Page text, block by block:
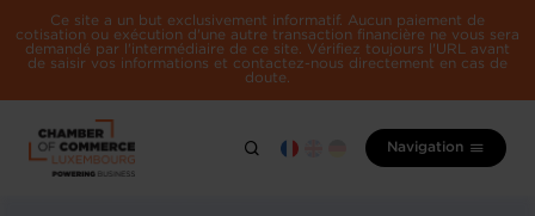
Ce site a un but exclusivement informatif. Aucun paiement de
cotisation ou exécution d'une autre transaction financière ne vous sera
demandé par l'intermédiaire de ce site. Vérifiez toujours l'URL avant
de saisir vos informations et contactez-nous directement en cas de
doute.
Navigation